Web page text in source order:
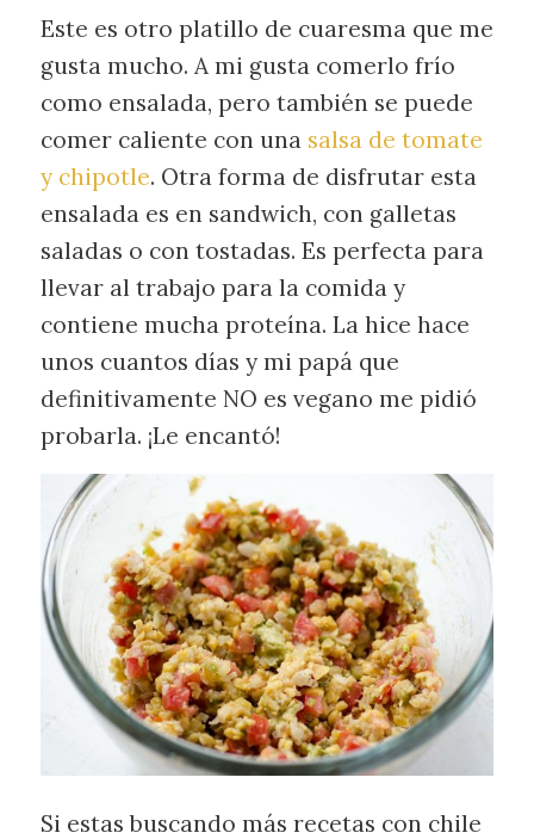
Este es otro platillo de cuaresma que me
gusta mucho. A mi gusta comerlo frío
como ensalada, pero también se puede
comer caliente con una salsa de tomate
y chipotle. Otra forma de disfrutar esta
ensalada es en sandwich, con galletas
saladas o con tostadas. Es perfecta para
llevar al trabajo para la comida y
contiene mucha proteína. La hice hace
unos cuantos días y mi papá que
definitivamente NO es vegano me pidió
probarla. ¡Le encantó!
Si estas buscando más recetas con chile